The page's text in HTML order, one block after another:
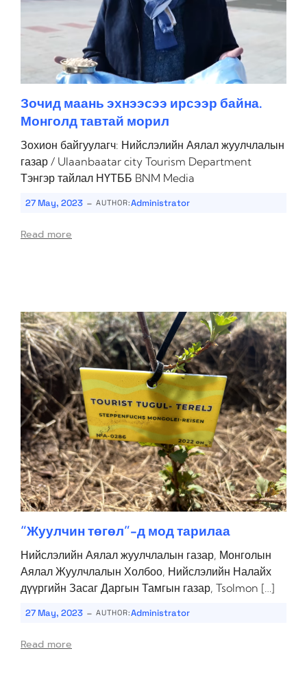
Зочид маань эхнээсээ ирсээр байна.
Монголд тавтай морил
Зохион байгуулагч: Нийслэлийн Аялал жуулчлалын
газар / Ulaanbaatar city Tourism Department
Тэнгэр тайлал НҮТББ BNM Media
27 May, 2023 - AUTHOR:Administrator
Read more
“Жуулчин төгөл”-д мод тарилаа
Нийслэлийн Аялал жуулчлалын газар, Монголын
Аялал Жуулчлалын Холбоо, Нийслэлийн Налайх
дүүргийн Засаг Даргын Тамгын газар, Tsolmon […]
27 May, 2023 - AUTHOR:Administrator
Read more